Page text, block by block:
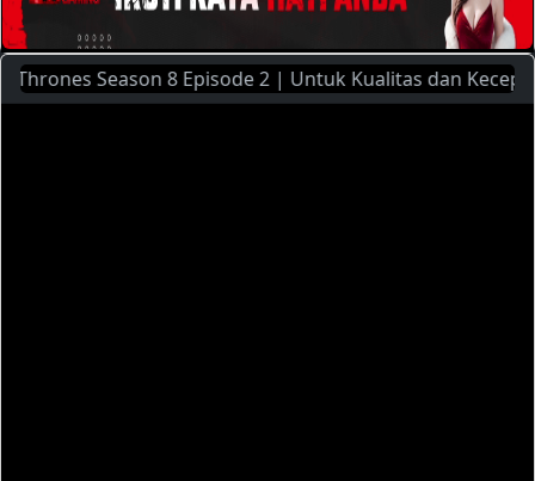
Season 8 Episode 2 | Untuk Kualitas dan